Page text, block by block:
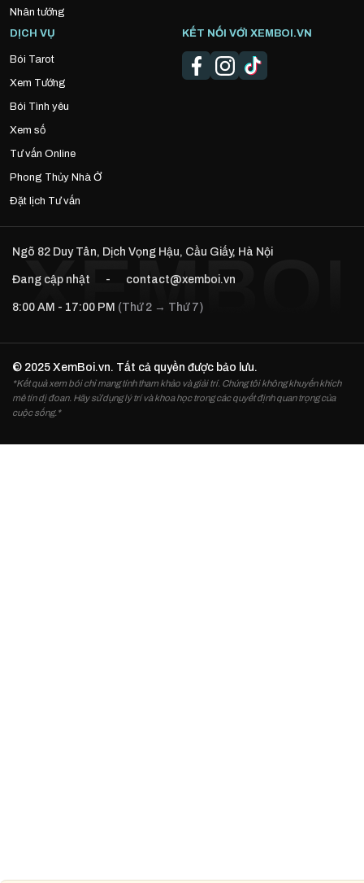
Nhân tướng
DỊCH VỤ
Bói Tarot
Xem Tướng
Bói Tình yêu
Xem số
Tư vấn Online
Phong Thủy Nhà Ở
Đặt lịch Tư vấn
KẾT NỐI VỚI XEMBOI.VN
Ngõ 82 Duy Tân, Dịch Vọng Hậu, Cầu Giấy, Hà Nội
Đang cập nhật - contact@xemboi.vn
8:00 AM - 17:00 PM (Thứ 2 → Thứ 7)
© 2025 XemBoi.vn. Tất cả quyền được bảo lưu.
*Kết quả xem bói chỉ mang tính tham khảo và giải trí. Chúng tôi không khuyến khích
mê tín dị đoan. Hãy sử dụng lý trí và khoa học trong các quyết định quan trọng của
cuộc sống.*